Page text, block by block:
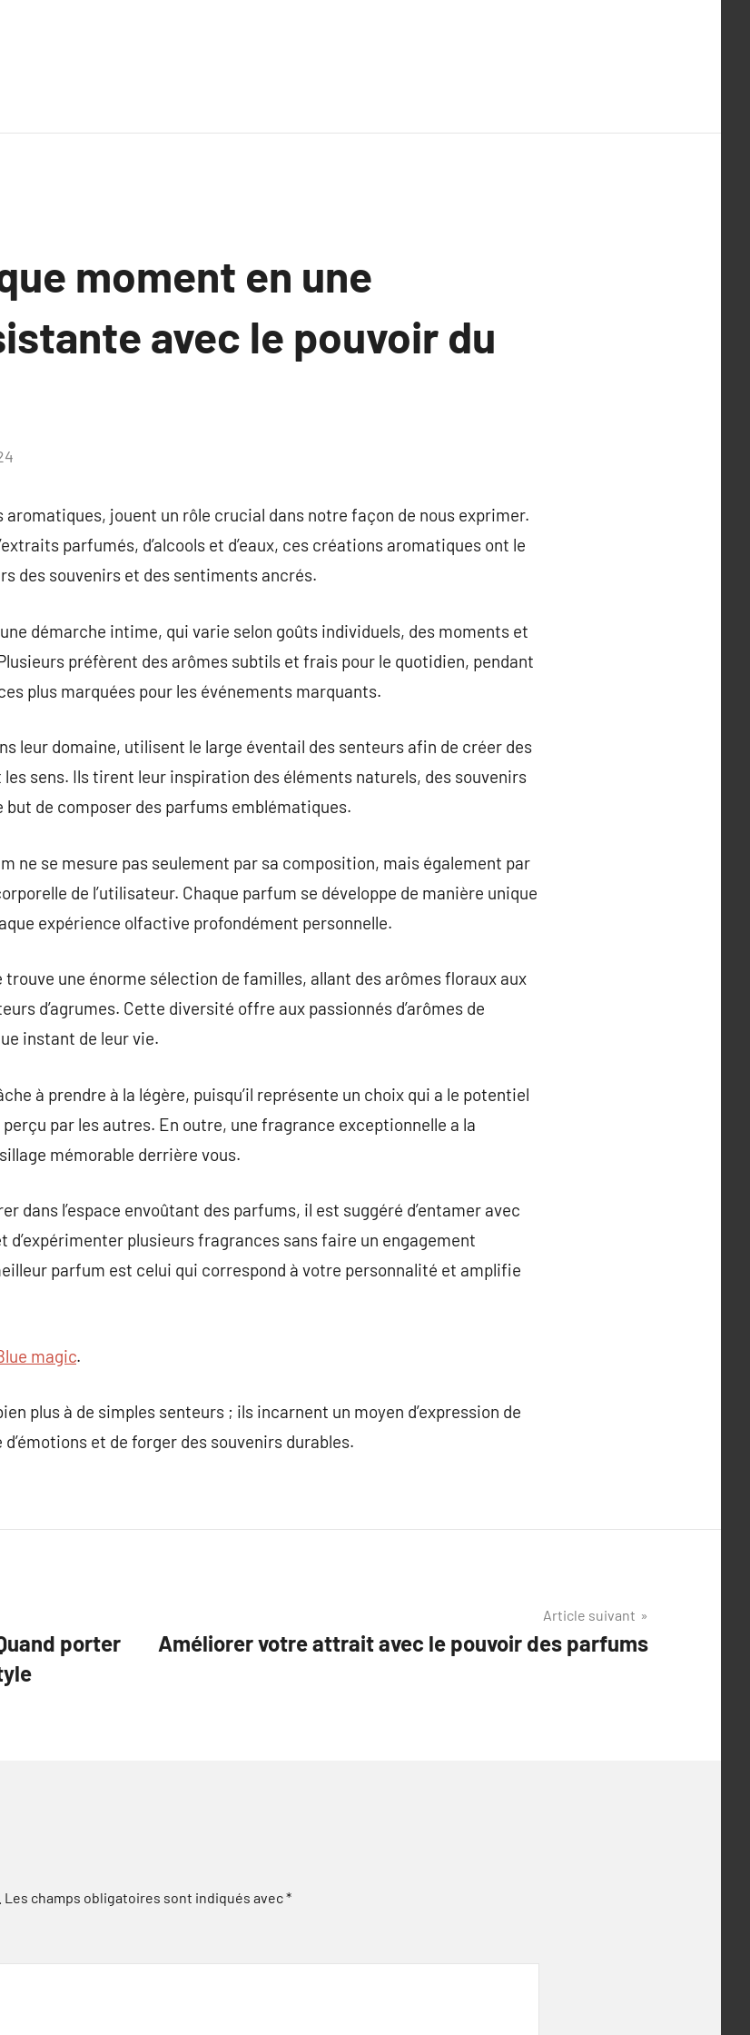
moment en une
avec le pouvoir du
jouent un rôle crucial dans notre façon de nous exprimer.
parfumés, d’alcools et d’eaux, ces créations aromatiques ont le
des souvenirs et des sentiments ancrés.
démarche intime, qui varie selon goûts individuels, des moments et
préfèrent des arômes subtils et frais pour le quotidien, pendant
plus marquées pour les événements marquants.
leur domaine, utilisent le large éventail des senteurs afin de créer des
sens. Ils tirent leur inspiration des éléments naturels, des souvenirs
but de composer des parfums emblématiques.
ne se mesure pas seulement par sa composition, mais également par
de l’utilisateur. Chaque parfum se développe de manière unique
expérience olfactive profondément personnelle.
trouve une énorme sélection de familles, allant des arômes floraux aux
d’agrumes. Cette diversité offre aux passionnés d’arômes de
instant de leur vie.
à prendre à la légère, puisqu’il représente un choix qui a le potentiel
par les autres. En outre, une fragrance exceptionnelle a la
mémorable derrière vous.
dans l’espace envoûtant des parfums, il est suggéré d’entamer avec
plusieurs fragrances sans faire un engagement
parfum est celui qui correspond à votre personnalité et amplifie
magic.
plus à de simples senteurs ; ils incarnent un moyen d’expression de
et de forger des souvenirs durables.
porter
Article suivant
Améliorer votre attrait avec le pouvoir des parfums
Les champs obligatoires sont indiqués avec*